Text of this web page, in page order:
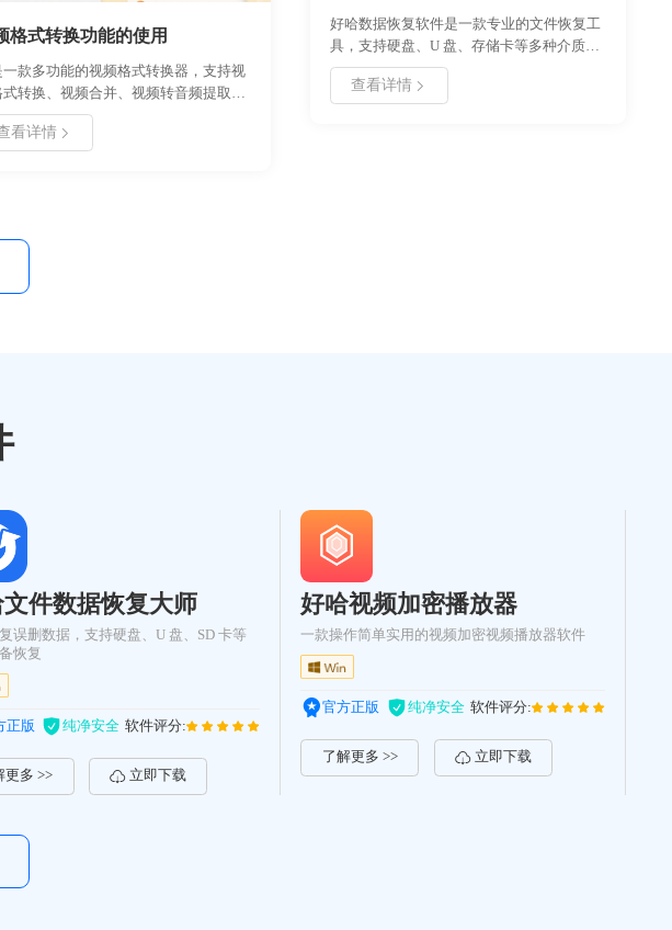
格式转换功能的使用
一款多功能的视频格式转换器，支持视
式转换、视频合并、视频转音频提取、
GIF互转等多种功能，强大高效的视
式转换多功能工具，摆脱您对视频转换
看详情
好哈数据恢复软件是一款专业的文件恢复工
具，支持硬盘、U 盘、存储卡等多种介质的
数据扫描与还原。本手册详细介绍了软件的
安装流程、核心功能及操作步骤，帮助用户
查看详情
件数据恢复大师
误删数据，支持硬盘、U 盘、SD 卡等
恢复
正版 纯净安全 软件评分:
更多 >> 立即下载
好哈视频加密播放器
一款操作简单实用的视频加密视频播放器软件
官方正版 纯净安全 软件评分:
了解更多 >> 立即下载